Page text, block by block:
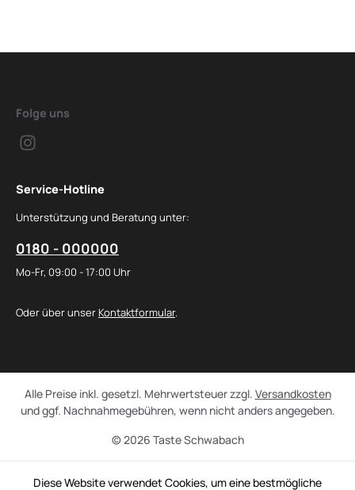
Folge uns
Service-Hotline
Unterstützung und Beratung unter:
0180 - 000000
Mo-Fr, 09:00 - 17:00 Uhr
Oder über unser Kontaktformular.
© 2026 Taste Schwabach
Alle Preise inkl. gesetzl. Mehrwertsteuer zzgl. Versandkosten
und ggf. Nachnahmegebühren, wenn nicht anders angegeben.
Diese Website verwendet Cookies, um eine bestmögliche